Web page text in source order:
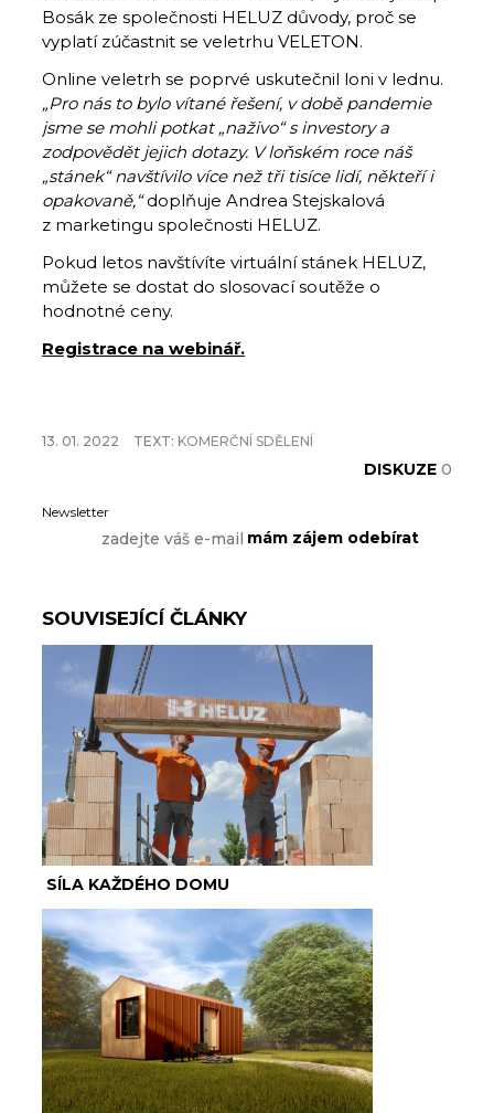
Bosák ze společnosti HELUZ důvody, proč se
vyplatí zúčastnit se veletrhu VELETON.
Online veletrh se poprvé uskutečnil loni v lednu.
„Pro nás to bylo vítané řešení, v době pandemie
jsme se mohli potkat „naživo“ s investory a
zodpovědět jejich dotazy. V loňském roce náš
„stánek“ navštívilo více než tři tisíce lidí, někteří i
opakovaně,“doplňuje Andrea Stejskalová
z marketingu společnosti HELUZ.
Pokud letos navštívíte virtuální stánek HELUZ,
můžete se dostat do slosovací soutěže o
hodnotné ceny.
Registrace na webinář.
13. 01. 2022 TEXT: KOMERČNÍ SDĚLENÍ
DISKUZE 0
Newsletter
SOUVISEJÍCÍ ČLÁNKY
SÍLA KAŽDÉHO DOMU